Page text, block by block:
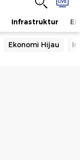
Infrastruktur
Ekonomi Hijau